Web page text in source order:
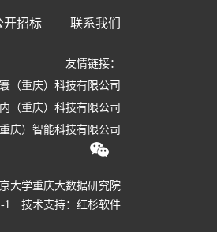
开招标 联系我们
友情链接：
（重庆）科技有限公司
（重庆）科技有限公司
庆）智能科技有限公司
大学重庆大数据研究院
1 技术支持： 红杉软件